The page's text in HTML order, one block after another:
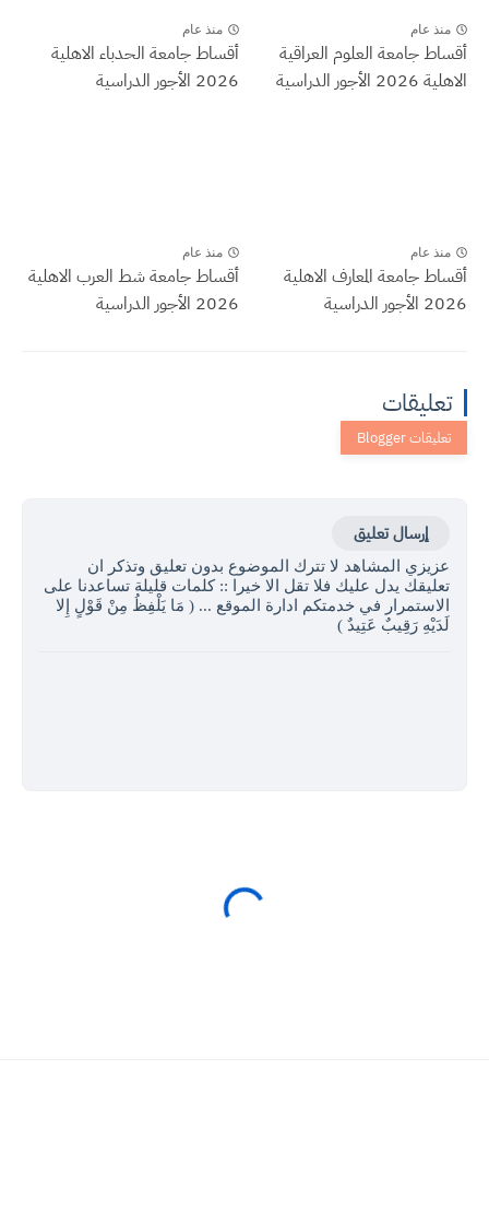
منذ عام
أقساط جامعة العلوم العراقية
الاهلية 2026 الأجور الدراسية
منذ عام
أقساط جامعة الحدباء الاهلية
2026 الأجور الدراسية
منذ عام
أقساط جامعة المعارف الاهلية
2026 الأجور الدراسية
منذ عام
أقساط جامعة شط العرب الاهلية
2026 الأجور الدراسية
تعليقات
إرسال تعليق
عزيزي المشاهد لا تترك الموضوع بدون تعليق وتذكر ان
تعليقك يدل عليك فلا تقل الا خيرا :: كلمات قليلة تساعدنا على
الاستمرار في خدمتكم ادارة الموقع ... ( مَا يَلْفِظُ مِنْ قَوْلٍ إِلا
لَدَيْهِ رَقِيبٌ عَتِيدٌ )